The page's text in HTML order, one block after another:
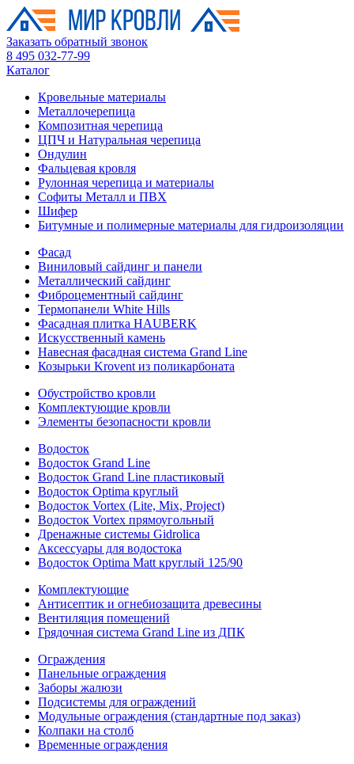
Заказать обратный звонок
8 495 032-77-99
Каталог
Кровельные материалы
Металлочерепица
Композитная черепица
ЦПЧ и Натуральная черепица
Ондулин
Фальцевая кровля
Рулонная черепица и материалы
Софиты Металл и ПВХ
Шифер
Битумные и полимерные материалы для гидроизоляции
Фасад
Виниловый сайдинг и панели
Металлический сайдинг
Фиброцементный сайдинг
Термопанели White Hills
Фасадная плитка HAUBERK
Искусственный камень
Навесная фасадная система Grand Line
Козырьки Krovent из поликарбоната
Обустройство кровли
Комплектующие кровли
Элементы безопасности кровли
Водосток
Водосток Grand Line
Водосток Grand Line пластиковый
Водосток Optima круглый
Водосток Vortex (Lite, Mix, Project)
Водосток Vortex прямоугольный
Дренажные системы Gidrolica
Аксессуары для водостока
Водосток Optima Matt круглый 125/90
Комплектующие
Антисептик и огнебиозащита древесины
Вентиляция помещений
Грядочная система Grand Line из ДПК
Ограждения
Панельные ограждения
Заборы жалюзи
Подсистемы для ограждений
Модульные ограждения (стандартные под заказ)
Колпаки на столб
Временные ограждения